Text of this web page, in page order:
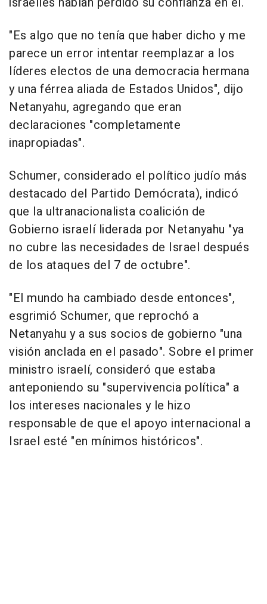
"Es algo que no tenía que haber dicho y me
parece un error intentar reemplazar a los
líderes electos de una democracia hermana
y una férrea aliada de Estados Unidos", dijo
Netanyahu, agregando que eran
declaraciones "completamente
inapropiadas".
Schumer, considerado el político judío más
destacado del Partido Demócrata), indicó
que la ultranacionalista coalición de
Gobierno israelí liderada por Netanyahu "ya
no cubre las necesidades de Israel después
de los ataques del 7 de octubre".
"El mundo ha cambiado desde entonces",
esgrimió Schumer, que reprochó a
Netanyahu y a sus socios de gobierno "una
visión anclada en el pasado". Sobre el primer
ministro israelí, consideró que estaba
anteponiendo su "supervivencia política" a
los intereses nacionales y le hizo
responsable de que el apoyo internacional a
Israel esté "en mínimos históricos".